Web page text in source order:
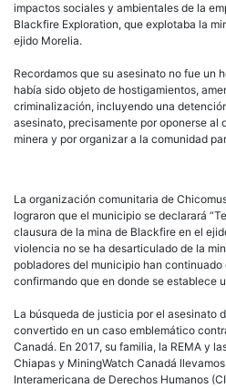
impactos sociales y ambientales de la
Blackfire Exploration, que explotaba la
ejido Morelia.
Recordamos que su asesinato no fue un
había sido objeto de hostigamientos,
criminalización, incluyendo una
asesinato, precisamente por oponerse al
minera y por organizar a la comunidad
La organización comunitaria de
lograron que el municipio se declarará
clausura de la mina de Blackfire en el
violencia no se ha desarticulado de la
pobladores del municipio han
confirmando que en donde se establece
La búsqueda de justicia por el asesinato
convertido en un caso emblemático
Canadá. En 2017, su familia, la REMA y
Chiapas y MiningWatch Canadá
Interamericana de Derechos Humanos